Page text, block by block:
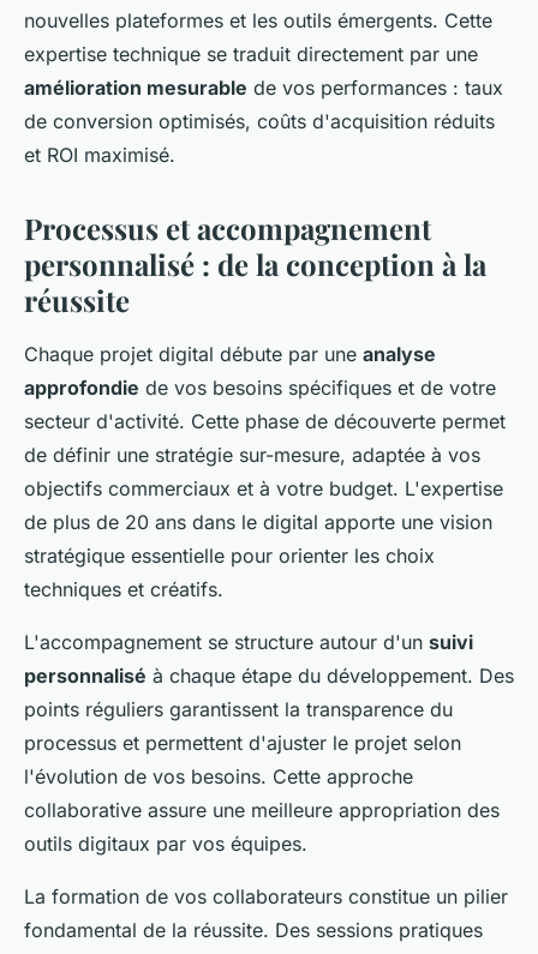
nouvelles plateformes et les outils émergents. Cette
expertise technique se traduit directement par une
amélioration mesurable de vos performances : taux
de conversion optimisés, coûts d'acquisition réduits
et ROI maximisé.
Processus et accompagnement
personnalisé : de la conception à la
réussite
Chaque projet digital débute par une analyse
approfondie de vos besoins spécifiques et de votre
secteur d'activité. Cette phase de découverte permet
de définir une stratégie sur-mesure, adaptée à vos
objectifs commerciaux et à votre budget. L'expertise
de plus de 20 ans dans le digital apporte une vision
stratégique essentielle pour orienter les choix
techniques et créatifs.
L'accompagnement se structure autour d'un suivi
personnalisé à chaque étape du développement. Des
points réguliers garantissent la transparence du
processus et permettent d'ajuster le projet selon
l'évolution de vos besoins. Cette approche
collaborative assure une meilleure appropriation des
outils digitaux par vos équipes.
La formation de vos collaborateurs constitue un pilier
fondamental de la réussite. Des sessions pratiques